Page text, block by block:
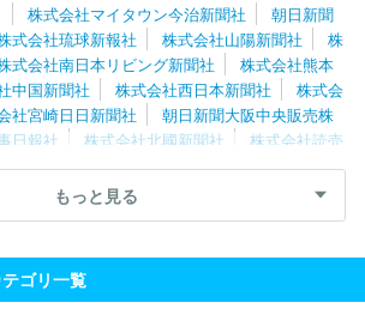
株式会社マイタウン今治新聞社
朝日新聞
式会社琉球新報社 株式会社山陽新聞社
株
式会社南日本リビング新聞社
株式会社熊本
中国新聞社 株式会社西日本新聞社
株式会
社宮崎日日新聞社
朝日新聞大阪中央販売株
日報社 株式会社北國新聞社
株式会社読売
社中部経済新聞社 株式会社伊勢新聞社
株
株式会社ＪＳコーポレーション
株式会社
ュース社
毎日新聞株式会社
株式会社北海道通信社
聞社
株式会社北海道新聞社
もっと見る
ゴリ一覧